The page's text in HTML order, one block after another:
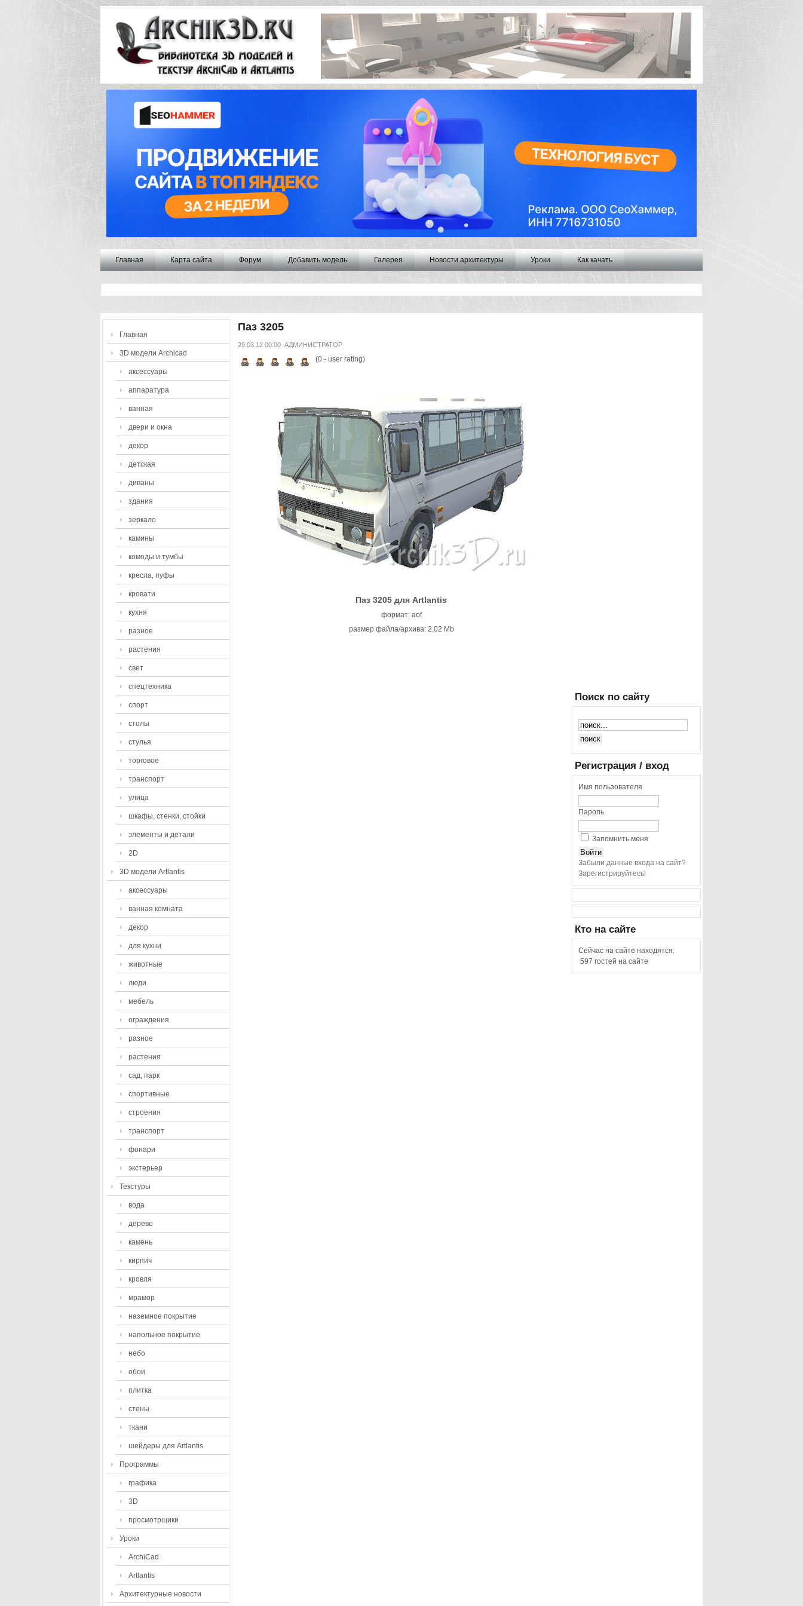
Главная Карта сайта Форум Добавить модель Галерея Новости архитектуры Уроки Как качать
Главная
3D модели Archicad
аксессуары
аппаратура
ванная
двери и окна
декор
детская
диваны
здания
зеркало
камины
комоды и тумбы
кресла, пуфы
кровати
кухня
разное
растения
свет
спецтехника
спорт
столы
стулья
торговое
транспорт
улица
шкафы, стенки, стойки
элементы и детали
2D
3D модели Artlantis
аксессуары
ванная комната
декор
для кухни
животные
люди
мебель
ограждения
разное
растения
сад, парк
спортивные
строения
транспорт
фонари
экстерьер
Текстуры
вода
дерево
камень
кирпич
кровля
мрамор
наземное покрытие
напольное покрытие
небо
обои
плитка
стены
ткани
шейдеры для Artlantis
Программы
графика
3D
просмотрщики
Уроки
ArchiCad
Artlantis
Архитектурные новости
Паз 3205
29.03.12 00:00 АДМИНИСТРАТОР
(0- user rating)
Паз 3205 для Artlantis
формат: aof
размер файла/архива: 2,02 Mb
Поиск по сайту
Регистрация / вход
Имя пользователя
Пароль
Запомнить меня
Забыли данные входа на сайт?
Зарегистрируйтесь!
Кто на сайте
Сейчас на сайте находятся:
597 гостей на сайте